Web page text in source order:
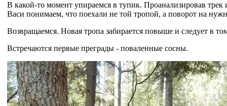
В какой-то момент упираемся в тупик. Проанализировав
Васи понимаем, что поехали не той тропой, а поворот на
Возвращаемся. Новая тропа забирается повыше и следует в
Встречаются первые преграды - поваленные сосны.